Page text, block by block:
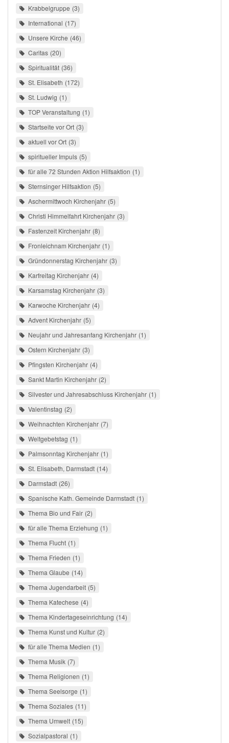
Krabbelgruppe 3
International 17
Unsere Kirche 46
Caritas 20
Spiritualität 36
St. Elisabeth 172
St. Ludwig 1
TOP Veranstaltung 1
Startseite vor Ort 3
aktuell vor Ort 3
spiritueller Impuls 5
für alle 72 Stunden Aktion Hilfsaktion 1
Sternsinger Hilfsaktion 5
Aschermittwoch Kirchenjahr 5
Christi Himmelfahrt Kirchenjahr 3
Fastenzeit Kirchenjahr 8
Fronleichnam Kirchenjahr 1
Gründonnerstag Kirchenjahr 3
Karfreitag Kirchenjahr 4
Karsamstag Kirchenjahr 3
Karwoche Kirchenjahr 4
Advent Kirchenjahr 5
Neujahr und Jahresanfang Kirchenjahr 1
Ostern Kirchenjahr 3
Pfingsten Kirchenjahr 4
Sankt Martin Kirchenjahr 2
Silvester und Jahresabschluss Kirchenjahr 1
Valentinstag 2
Weihnachten Kirchenjahr 7
Weltgebetstag 1
Palmsonntag Kirchenjahr 1
St. Elisabeth, Darmstadt 14
Darmstadt 26
Spanische Kath. Gemeinde Darmstadt 1
Thema Bio und Fair 2
für alle Thema Erziehung 1
Thema Flucht 1
Thema Frieden 1
Thema Glaube 14
Thema Jugendarbeit 5
Thema Katechese 4
Thema Kindertageseinrichtung 14
Thema Kunst und Kultur 2
für alle Thema Medien 1
Thema Musik 7
Thema Religionen 1
Thema Seelsorge 1
Thema Soziales 11
Thema Umwelt 15
Sozialpastoral 1